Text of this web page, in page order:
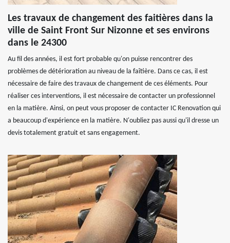
Les travaux de changement des faitières dans la
ville de Saint Front Sur Nizonne et ses environs
dans le 24300
Au fil des années, il est fort probable qu'on puisse rencontrer des
problèmes de détérioration au niveau de la faîtière. Dans ce cas, il est
nécessaire de faire des travaux de changement de ces éléments. Pour
réaliser ces interventions, il est nécessaire de contacter un professionnel
en la matière. Ainsi, on peut vous proposer de contacter IC Renovation qui
a beaucoup d'expérience en la matière. N'oubliez pas aussi qu'il dresse un
devis totalement gratuit et sans engagement.